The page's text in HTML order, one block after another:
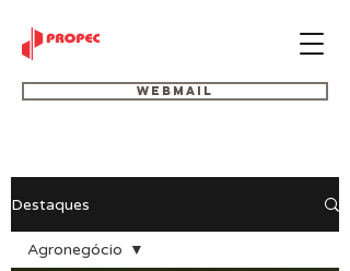
Webmail
Destaques
Agronegócio